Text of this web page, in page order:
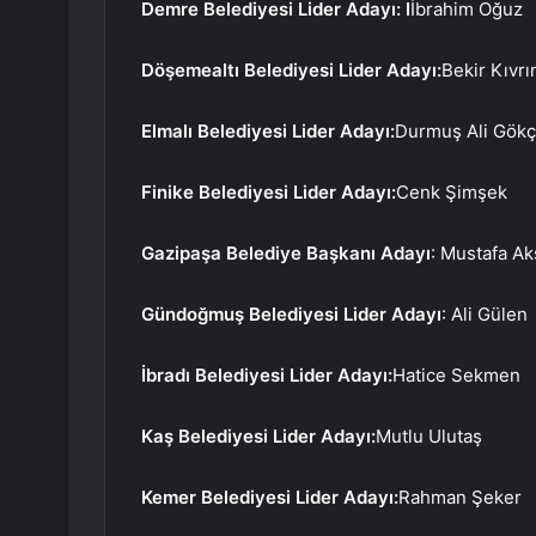
Demre Belediyesi Lider Adayı: Iİbrahim Oğuz
Döşemealtı Belediyesi Lider Adayı:Bekir
Elmalı Belediyesi Lider Adayı:Durmuş Ali
Finike Belediyesi Lider Adayı:Cenk Şimşek
Gazipaşa Belediye Başkanı Adayı: Mustafa
Gündoğmuş Belediyesi Lider Adayı: Ali Gülen
İbradı Belediyesi Lider Adayı:Hatice Sekmen
Kaş Belediyesi Lider Adayı:Mutlu Ulutaş
Kemer Belediyesi Lider Adayı:Rahman Şeker